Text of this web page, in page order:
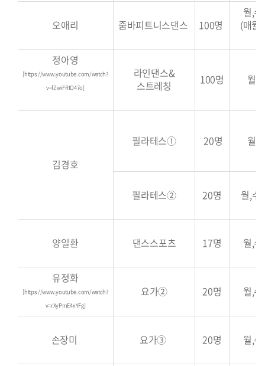
오애리 줌바피트니스댄스 100명
월,
(매월
정아영
[https://www.youtube.com/watch?
v=fZwiFRtO47o]
라인댄스&
스트레칭
100명 월~
김경호
필라테스① 20명 월~
필라테스② 20명 월,수
양일환 댄스스포츠 17명 월,
유정화
[https://www.youtube.com/watch?
v=rXyPmE4xYFg]
요가② 20명 월,
손장미 요가③ 20명 월,